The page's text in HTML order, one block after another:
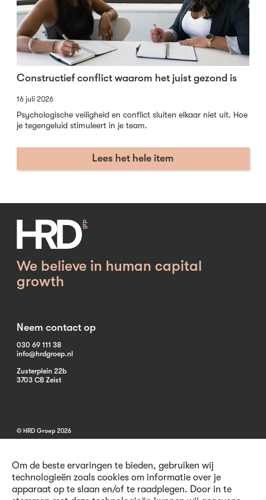
Om de beste ervaringen te bieden, gebruiken wij
technologieën zoals cookies om informatie over je
apparaat op te slaan en/of te raadplegen. Door in te
Constructief conflict waarom het juist gezond is
16 juli 2026
Psychologische veiligheid en conflict sluiten elkaar niet uit. Hoe
je tegengeluid stimuleert in je team.
Lees het hele item
We believe in human capital
growth
Neem contact op
030 69 111 38
info@hrdgroep.nl
Zusterplein 22b
3703 CB Zeist
© HRD Groep 2026